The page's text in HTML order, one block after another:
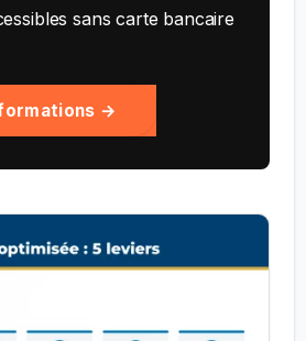
sans carte bancaire
→